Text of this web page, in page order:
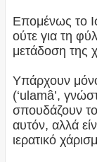
Επομένως το
ούτε για τη
μετάδοση της
Υπάρχουν
(‘ulamâ’,
σπουδάζουν
αυτόν, αλλά
ιερατικό